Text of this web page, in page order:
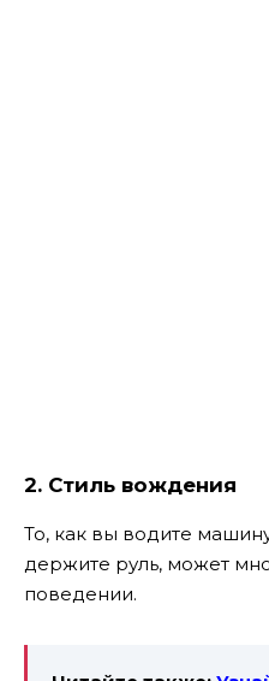
2. Стиль вождения
То, как вы водите
держите руль, может
поведении.